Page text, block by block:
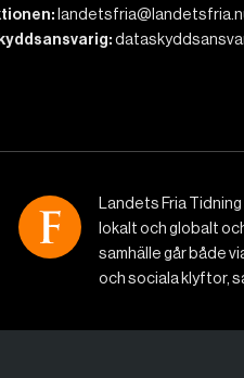
Landets Fria
lokalt och globalt
samhälle går både
och sociala klyftor,